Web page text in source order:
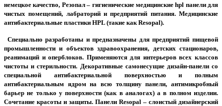
немецкое качество, Резопал – гигиенические медицинские hpl панели для
чистых помещений, лабраторий и предприятий питания. Медицинские
антибактериальные пластики HPL (такие как Resopal).
Специально разработаны и предназначены для предприятий пищевой
промышленности и объектов здравоохранения, детских стационаров,
реанимаций и оперблоков. Применяются для интерьеров всех классов
чистоты и стерильности. Декоративные самонесущие дизайн-панели со
специальной антибактериальной поверхностью и полным
антибактериальным ядром на всю толщину панели, антимикробный
барьер не только у поверхности (как в аналогах) а в полном изделии.
Сочетание красоты и защиты. Панели Resopal – слоистый дизайнерский